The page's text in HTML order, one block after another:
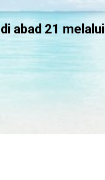
abad 21 melalui